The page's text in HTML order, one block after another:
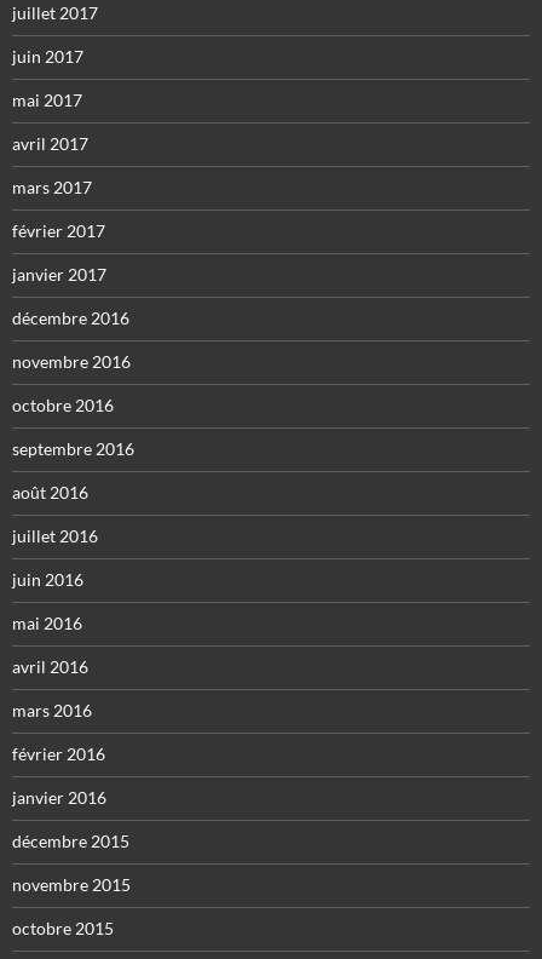
juillet 2017
juin 2017
mai 2017
avril 2017
mars 2017
février 2017
janvier 2017
décembre 2016
novembre 2016
octobre 2016
septembre 2016
août 2016
juillet 2016
juin 2016
mai 2016
avril 2016
mars 2016
février 2016
janvier 2016
décembre 2015
novembre 2015
octobre 2015